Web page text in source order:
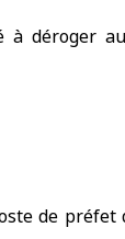
déroger
de préfet